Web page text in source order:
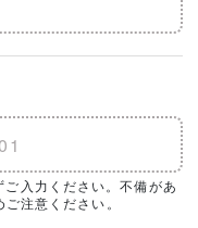
ご入力ください。不備があ
注意ください。